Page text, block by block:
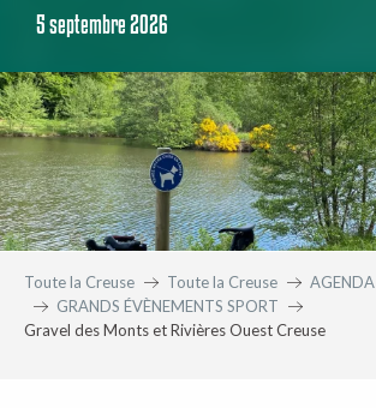
5 septembre 2026
Toute la Creuse Toute la Creuse AGENDA
GRANDS ÉVÈNEMENTS SPORT
Gravel des Monts et Rivières Ouest Creuse